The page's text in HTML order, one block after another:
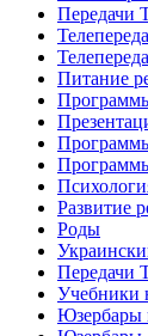
Передачи
Питание
Развитие
Роды
Передачи
Учебники
Юзербары